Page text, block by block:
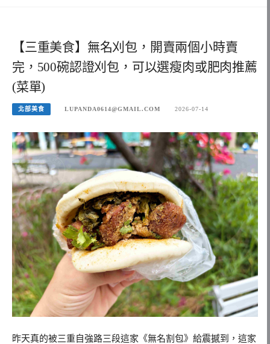
【三重美食】無名刈包，開賣兩個小時賣
完，500碗認證刈包，可以選瘦肉或肥肉推薦
(菜單)
北部美食 LUPANDA0614@GMAIL.COM 2026-07-14
昨天真的被三重自強路三段這家《無名割包》給震撼到，這家